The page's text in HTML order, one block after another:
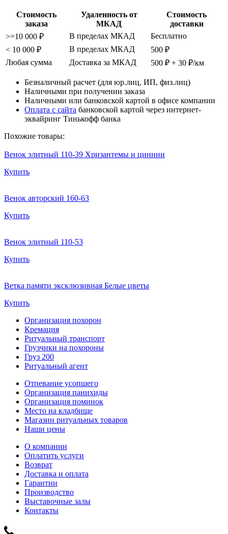
Стоимость
заказа
Удаленность от
МКАД
Стоимость
доставки
>=10 000 ₽
В пределах МКАД
Бесплатно
< 10 000 ₽
В пределах МКАД
500 ₽
Любая сумма
Доставка за МКАД 500 ₽ + 30 ₽/км
Безналичный расчет (для юр.лиц, ИП, физ.лиц)
Наличными при получении заказа
Наличными или банковской картой в офисе компании
Оплата с сайта банковской картой через интернет-
эквайринг Тинькофф банка
Похожие товары:
Венок элитный 110-39 Хризантемы и циннии
Купить
Венок авторский 160-63
Купить
Венок элитный 110-53
Купить
Ветка памяти эксклюзивная Белые цветы
Купить
Организация похорон
Кремация
Ритуальный транспорт
Грузчики на похороны
Груз 200
Ритуальный агент
Отпевание усопшего
Организация панихиды
Организация поминок
Место на кладбище
Магазин ритуальных товаров
Наши цены
О компании
Оплатить услуги
Возврат
Доставка и оплата
Гарантии
Производство
Выставочные залы
Контакты